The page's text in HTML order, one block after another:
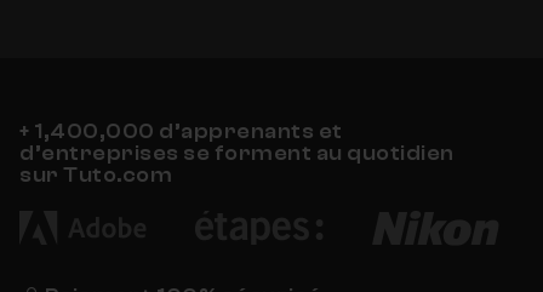
+ 1,400,000 d’apprenants et
d’entreprises se forment au quotidien
sur Tuto.com